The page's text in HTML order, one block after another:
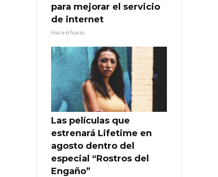
para mejorar el servicio
de internet
Hace 6 horas
Las películas que
estrenará Lifetime en
agosto dentro del
especial “Rostros del
Engaño”